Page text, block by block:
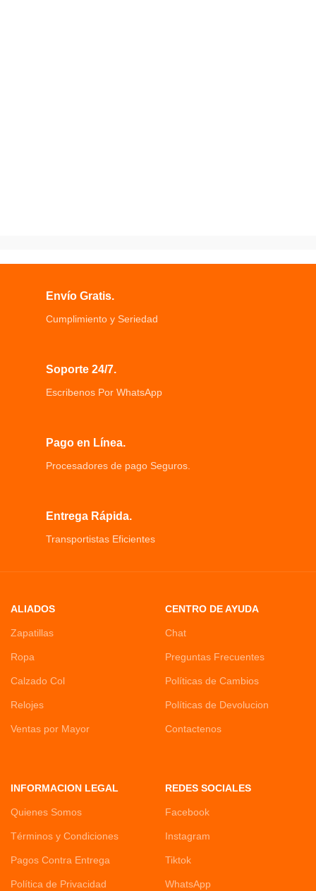
Envío Gratis.
Cumplimiento y Seriedad
Soporte 24/7.
Escribenos Por WhatsApp
Pago en Línea.
Procesadores de pago Seguros.
Entrega Rápida.
Transportistas Eficientes
ALIADOS
Zapatillas
Ropa
Calzado Col
Relojes
Ventas por Mayor
CENTRO DE AYUDA
Chat
Preguntas Frecuentes
Políticas de Cambios
Políticas de Devolucion
Contactenos
INFORMACION LEGAL
Quienes Somos
Términos y Condiciones
Pagos Contra Entrega
Política de Privacidad
REDES SOCIALES
Facebook
Instagram
Tiktok
WhatsApp